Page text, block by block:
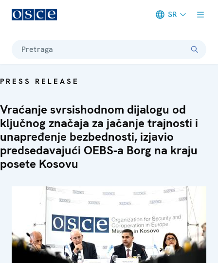
SR
Pretraga
PRESS RELEASE
Vraćanje svrsishodnom dijalogu od
ključnog značaja za jačanje trajnosti i
unapređenje bezbednosti, izjavio
predsedavajući OEBS-a Borg na kraju
posete Kosovu